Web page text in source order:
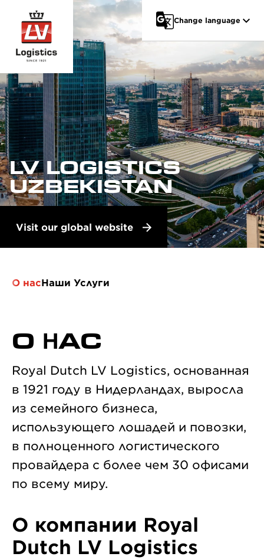
Go to main content
LV LOGISTICS
UZBEKISTAN
Visit our global website
O нacНаши Услуги
Change language
O НAC
Royal Dutch LV Logistics, основанная
в 1921 году в Нидерландах, выросла
из семейного бизнеса,
использующего лошадей и повозки,
в полноценного логистического
провайдера с более чем 30 офисами
по всему миру.
О компании Royal
Dutch LV Logistics